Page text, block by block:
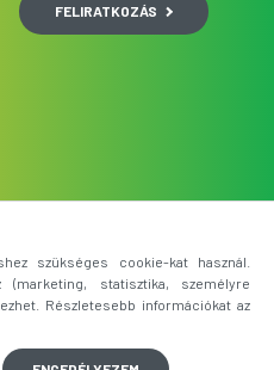
FELIRATKOZÁS
szükséges cookie-kat használ.
(marketing, statisztika, személyre
Részletesebb információkat az